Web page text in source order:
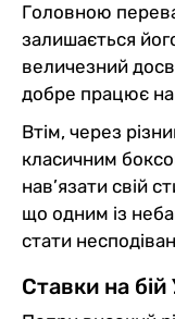
Головною
залишається
величезний
добре працює на
Втім, через
класичним
нав’язати свій
що одним із
стати
Ставки на